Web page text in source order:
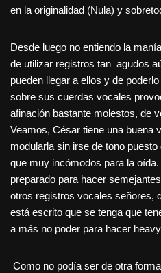
en la originalidad (Nula) y
Desde luego no entiendo la
de utilizar registros tan agudos
pueden llegar a ellos y de
sobre sus cuerdas vocales
afinación bastante molestos, de
Veamos, César tiene una buena
modularla sin irse de tono
que muy incómodos para la
preparado para hacer
otros registros vocales señores,
está escrito que se tenga que
a más no poder para hacer
Como no podía ser de otra